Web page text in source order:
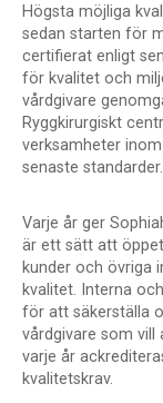
Högsta möjliga
sedan starten för
certifierat enligt
för kvalitet och
vårdgivare
Ryggkirurgiskt
verksamheter
senaste standarder.
Varje år ger
är ett sätt att
kunder och övriga
kvalitet. Interna
för att säkerställa
vårdgivare som vill
varje år
kvalitetskrav.